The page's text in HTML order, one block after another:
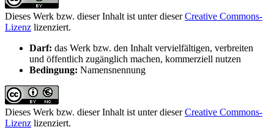
Dieses Werk bzw. dieser Inhalt ist unter dieserCreative Commons-
Lizenz lizenziert.
Darf: das Werk bzw. den Inhalt vervielfältigen, verbreiten
und öffentlich zugänglich machen, kommerziell nutzen
Bedingung: Namensnennung
Dieses Werk bzw. dieser Inhalt ist unter dieserCreative Commons-
Lizenz lizenziert.